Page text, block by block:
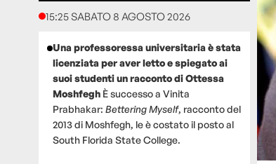
15:25 SABATO 8 AGOSTO 2026
Una professoressa universitaria è stata
licenziata per aver letto e spiegato ai
suoi studenti un racconto di Ottessa
Moshfegh È successo a Vinita
Prabhakar: Bettering Myself, racconto del
2013 di Moshfegh, le è costato il posto al
South Florida State College.